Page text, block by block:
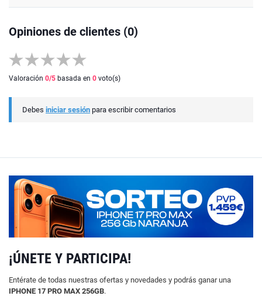
Opiniones de clientes (0)
Valoración 0/5 basada en 0 voto(s)
Debes iniciar sesión para escribir comentarios
¡ÚNETE Y PARTICIPA!
Entérate de todas nuestras ofertas y novedades y podrás ganar una
IPHONE 17 PRO MAX 256GB.